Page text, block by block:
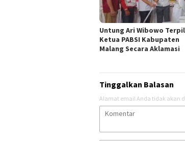
Untung Ari Wibowo
Ketua PABSI Kabupaten
Malang Secara Aklamasi
Tinggalkan Balasan
Alamat email Anda tidak akan